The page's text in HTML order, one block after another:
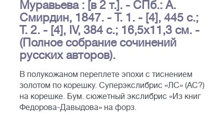
Муравьева : [в 2 т.]. - СПб.: А.
Смирдин, 1847. - Т. 1. - [4], 445 с.;
Т. 2. - [4], IV, 384 с.; 16,5х11,3 см. -
(Полное собрание сочинений
русских авторов).
В полукожаном переплете эпохи с тиснением
золотом по корешку. Суперэкслибрис «ЛС» (АС?)
на корешке. Бум. сюжетный экслибрис «Из книг
Федорова-Давыдова» на форз.